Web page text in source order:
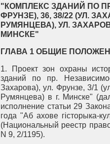
"КОМПЛЕКС ЗДАНИЙ ПО
ФРУНЗЕ), 36, 38/22 (УЛ.
РУМЯНЦЕВА), УЛ.
МИНСКЕ"
ГЛАВА 1 ОБЩИЕ
1. Проект зон охраны
зданий по пр.
Захарова), ул. Фрунзе, 3/1
Румянцева) в г. Минске"
исполнение статьи 29
года "Аб ахове гiсторыка-
(Национальный реестр
N 9, 2/1195).